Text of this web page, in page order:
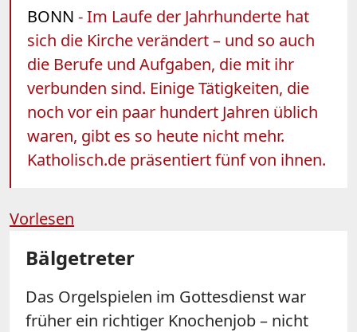
BONN - Im Laufe der Jahrhunderte hat
sich die Kirche verändert – und so auch
die Berufe und Aufgaben, die mit ihr
verbunden sind. Einige Tätigkeiten, die
noch vor ein paar hundert Jahren üblich
waren, gibt es so heute nicht mehr.
Katholisch.de präsentiert fünf von ihnen.
Vorlesen
Bälgetreter
Das Orgelspielen im Gottesdienst war
früher ein richtiger Knochenjob – nicht